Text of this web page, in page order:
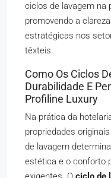
ciclos de lavagem na
promovendo a
estratégicas nos
têxteis.
Como Os Ciclos
Durabilidade E
Profiline Luxury
Na prática da
propriedades
de lavagem
estética e o conforto